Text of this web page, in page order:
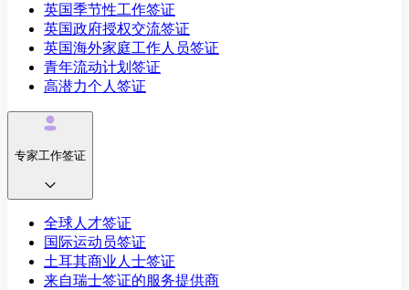
英国季节性工作签证
英国政府授权交流签证
英国海外家庭工作人员签证
青年流动计划签证
高潜力个人签证
专家工作签证
全球人才签证
国际运动员签证
土耳其商业人士签证
来自瑞士签证的服务提供商